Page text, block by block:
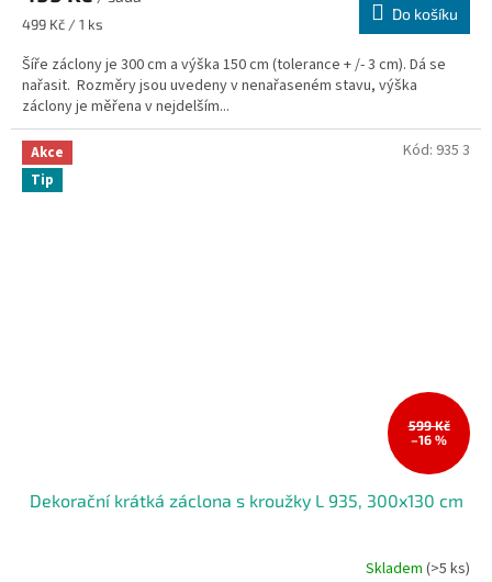
Měrná
499 Kč / 1 ks
Do košíku
Šíře záclony je 300 cm a výška 150 cm (tolerance + /- 3 cm). Dá se
nařasit. Rozměry jsou uvedeny v nenařaseném stavu, výška
záclony je měřena v nejdelším...
Akce
Tip
599 Kč
–16 %
Dekorační krátká záclona s kroužky L 935, 300x130 cm
Skladem (>5 ks)
Kód: 935 3